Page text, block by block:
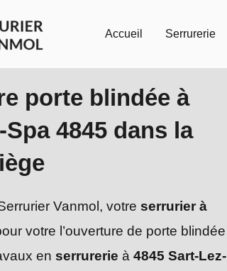
Accueil Serrurerie
porte blindée à
4845 dans la
Vanmol, votre serrurier à
votre l’ouverture de porte blindée
en serrurerie à 4845 Sart-Lez-